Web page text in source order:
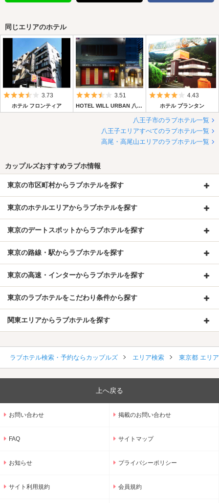
同じエリアのホテル
5つ星のうち3.5
3.73
ホテル フロンティア
5つ星のうち3.5
3.51
HOTEL WILL URBAN 八王子 (ホテル ウィル アーバン 八王子)
5つ星のうち4
4.43
ホテル プランタン
八王子市のラブホテル一覧
八王子エリアすべてのラブホテル一覧
高尾・高尾山エリアのラブホテル一覧
カップルズおすすめラブホ情報
東京の市区町村からラブホテルを探す
東京のホテルエリアからラブホテルを探す
東京のデートスポットからラブホテルを探す
東京の路線・駅からラブホテルを探す
東京の高速・インターからラブホテルを探す
東京のラブホテルをこだわり条件から探す
関東エリアからラブホテルを探す
ラブホテル検索・予約ならカップルズ エリア検索 東京都 エリ
上へ戻る
お問い合わせ 掲載のお問い合わせ
FAQ サイトマップ
お知らせ プライバシーポリシー
サイト利用規約 会員規約